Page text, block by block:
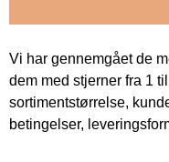
Vi har gennemgået de
dem med stjerner fra 1
sortimentstørrelse,
betingelser,